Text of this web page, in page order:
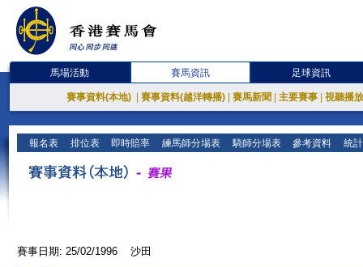
馬場活動 賽馬資訊 足球資訊
賽事資料(本地) 賽事資料(越洋轉播) 賽馬新聞 主要賽事 視聽播
報名表 排位表 即時賠率 練馬師分場表 騎師分場表 參考資料 統
賽事日期: 25/02/1996 沙田